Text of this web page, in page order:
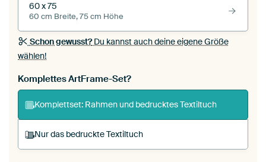
60 x 75
60 cm Breite, 75 cm Höhe
Schon gewusst?Du kannst auch deine eigene Größe
wählen!
Komplettes ArtFrame-Set?
Komplettset: Rahmen und bedrucktes Textiltuch
Nur das bedruckte Textiltuch